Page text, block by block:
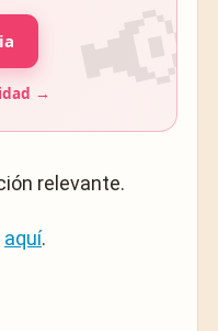
→
relevante.
aquí.